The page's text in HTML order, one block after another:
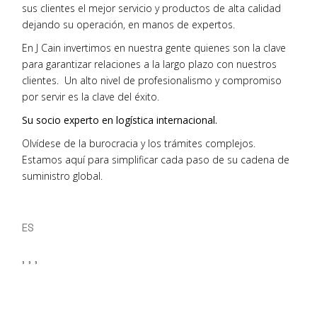
sus clientes el mejor servicio y productos de alta calidad
dejando su operación, en manos de expertos.
En J Cain invertimos en nuestra gente quienes son la clave
para garantizar relaciones a la largo plazo con nuestros
clientes. Un alto nivel de profesionalismo y compromiso
por servir es la clave del éxito.
Su socio experto en logística internacional.
Olvídese de la burocracia y los trámites complejos.
Estamos aquí para simplificar cada paso de su cadena de
suministro global.
ES